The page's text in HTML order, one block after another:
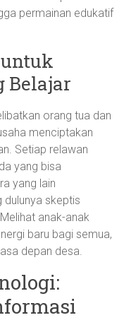
permainan edukatif
Belajar
orang tua dan
menciptakan
Setiap relawan
yang bisa
yang lain
dulunya skeptis
anak-anak
baru bagi semua,
depan desa.